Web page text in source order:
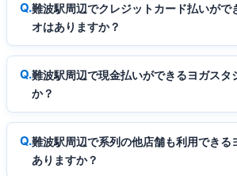
難波駅周辺でクレジットカード払いがで
オはありますか？
難波駅周辺で現金払いができるヨガスタ
か？
難波駅周辺で系列の他店舗も利用できる
ありますか？